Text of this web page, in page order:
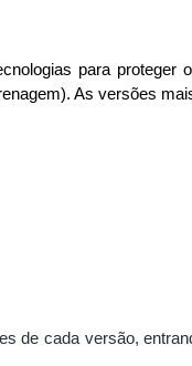
para proteger
As versões
de cada versão,